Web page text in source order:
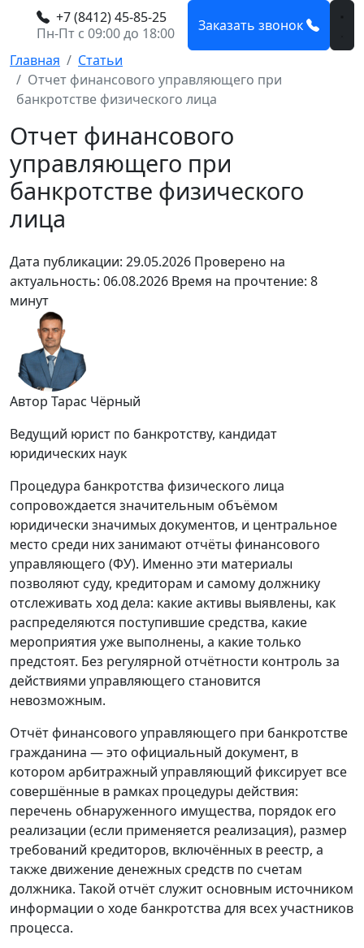
+7 (8412) 45-85-25
Пн-Пт с 09:00 до 18:00
Заказать звонок
Главная
Статьи
Отчет финансового управляющего при
банкротстве физического лица
Отчет финансового
управляющего при
банкротстве физического
лица
Дата публикации: 29.05.2026 Проверено на
актуальность: 06.08.2026 Время на прочтение: 8
минут
Автор Тарас Чёрный
Ведущий юрист по банкротству, кандидат
юридических наук
Процедура банкротства физического лица
сопровождается значительным объёмом
юридически значимых документов, и центральное
место среди них занимают отчёты финансового
управляющего (ФУ). Именно эти материалы
позволяют суду, кредиторам и самому должнику
отслеживать ход дела: какие активы выявлены, как
распределяются поступившие средства, какие
мероприятия уже выполнены, а какие только
предстоят. Без регулярной отчётности контроль за
действиями управляющего становится
невозможным.
Отчёт финансового управляющего при банкротстве
гражданина — это официальный документ, в
котором арбитражный управляющий фиксирует все
совершённые в рамках процедуры действия:
перечень обнаруженного имущества, порядок его
реализации (если применяется реализация), размер
требований кредиторов, включённых в реестр, а
также движение денежных средств по счетам
должника. Такой отчёт служит основным источником
информации о ходе банкротства для всех участников
процесса.